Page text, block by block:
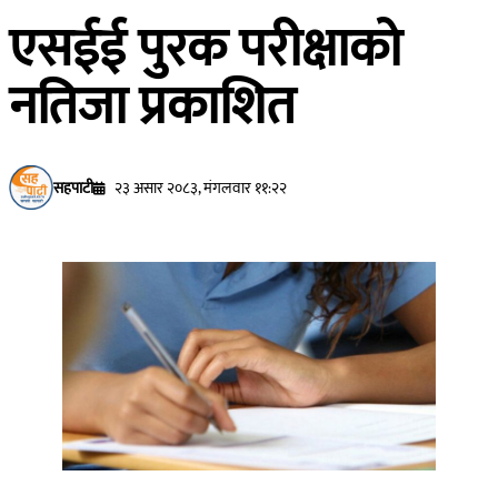
एसईई पुरक परीक्षाको
नतिजा प्रकाशित
सहपाटी २३ असार २०८३, मंगलवार ११:२२